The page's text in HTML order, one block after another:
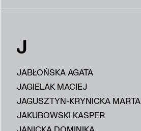
J
JABŁOŃSKA AGATA
JAGIELAK MACIEJ
JAGUSZTYN-KRYNICKA MARTA
JAKUBOWSKI KASPER